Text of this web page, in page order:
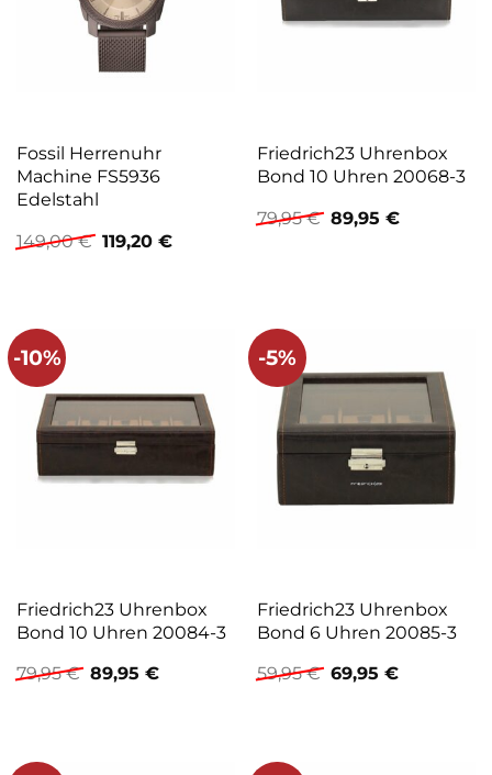
Fossil Herrenuhr
Machine FS5936
Edelstahl
149,00€ Ursprünglicher
Preis
119,20 €Aktueller
Friedrich23 Uhrenbox
Bond 10 Uhren 20068-3
79,95€ Ursprünglicher
Preis
89,95 €Aktueller
-10%
Friedrich23 Uhrenbox
Bond 10 Uhren 20084-3
79,95€ Ursprünglicher
Preis
89,95 €Aktueller
-5%
Friedrich23 Uhrenbox
Bond 6 Uhren 20085-3
59,95€ Ursprünglicher
Preis
69,95 €Aktueller